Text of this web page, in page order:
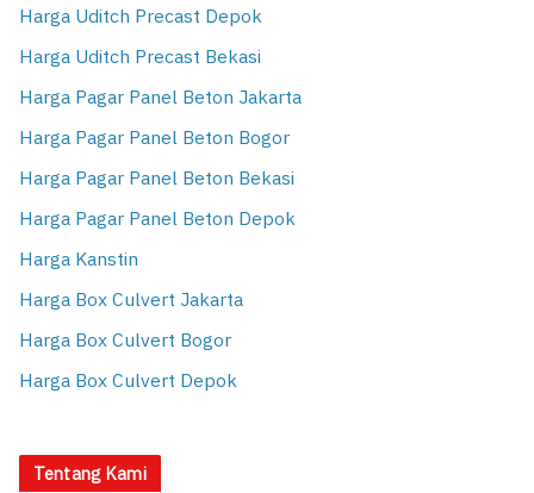
Harga Uditch Precast Depok
Harga Uditch Precast Bekasi
Harga Pagar Panel Beton Jakarta
Harga Pagar Panel Beton Bogor
Harga Pagar Panel Beton Bekasi
Harga Pagar Panel Beton Depok
Harga Kanstin
Harga Box Culvert Jakarta
Harga Box Culvert Bogor
Harga Box Culvert Depok
Tentang Kami